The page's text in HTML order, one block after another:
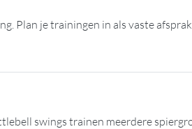
Plan je trainingen in als vaste
swings trainen meerdere